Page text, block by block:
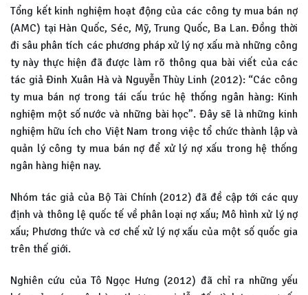
Tổng kết kinh nghiệm hoạt động của các công ty mua bán nợ
(AMC) tại Hàn Quốc, Séc, Mỹ, Trung Quốc, Ba Lan. Đồng thời
đi sâu phân tích các phương pháp xử lý nợ xấu mà những công
ty này thực hiện đã được làm rõ thông qua bài viết của các
tác giả Đinh Xuân Hà và Nguyễn Thùy Linh (2012): “Các công
ty mua bán nợ trong tái cấu trúc hệ thống ngân hàng: Kinh
nghiệm một số nước và những bài học”. Đây sẽ là những kinh
nghiệm hữu ích cho Việt Nam trong việc tổ chức thành lập và
quản lý công ty mua bán nợ để xử lý nợ xấu trong hệ thống
ngân hàng hiện nay.
Nhóm tác giả của Bộ Tài Chính (2012) đã đề cập tới các quy
định và thông lệ quốc tế về phân loại nợ xấu; Mô hình xử lý nợ
xấu; Phương thức và cơ chế xử lý nợ xấu của một số quốc gia
trên thế giới.
Nghiên cứu của Tô Ngọc Hưng (2012) đã chỉ ra những yếu